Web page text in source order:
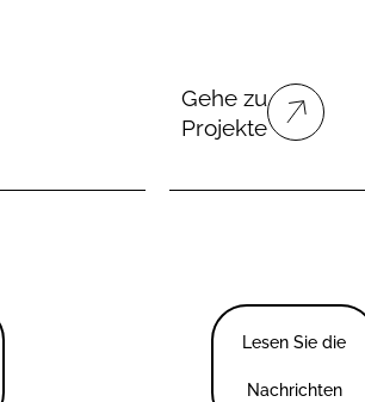
Gehe zu
Projekte
Lesen Sie die
Nachrichten